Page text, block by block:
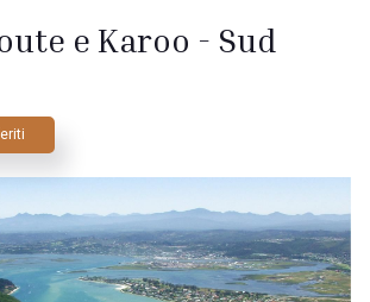
e Karoo - Sud